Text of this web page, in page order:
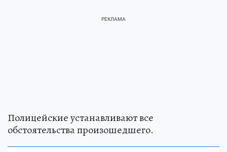
Полицейские устанавливают все
обстоятельства произошедшего.